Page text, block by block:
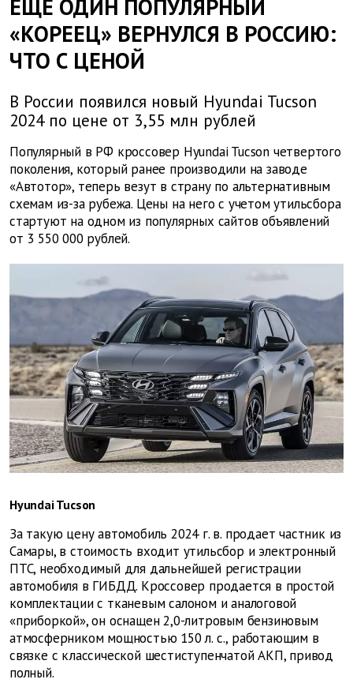
ЕЩЕ ОДИН ПОПУЛЯРНЫЙ
«КОРЕЕЦ» ВЕРНУЛСЯ В РОССИЮ:
ЧТО С ЦЕНОЙ
В России появился новый Hyundai Tucson
2024 по цене от 3,55 млн рублей
Популярный в РФ кроссовер Hyundai Tucson четвертого
поколения, который ранее производили на заводе
«Автотор», теперь везут в страну по альтернативным
схемам из-за рубежа. Цены на него с учетом утильсбора
стартуют на одном из популярных сайтов объявлений
от 3 550 000 рублей.
Hyundai Tucson
За такую цену автомобиль 2024 г. в. продает частник из
Самары, в стоимость входит утильсбор и электронный
ПТС, необходимый для дальнейшей регистрации
автомобиля в ГИБДД. Кроссовер продается в простой
комплектации с тканевым салоном и аналоговой
«приборкой», он оснащен 2,0-литровым бензиновым
атмосферником мощностью 150 л. с., работающим в
связке с классической шестиступенчатой АКП, привод
полный.